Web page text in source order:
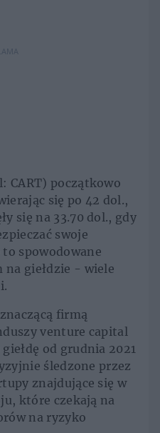
CART) początkowo
się po 42 dol.,
się na 33.70 dol., gdy
swoje
to spowodowane
giełdzie - wiele
firmą
venture capital
od grudnia 2021
śledzone przez
znajdujące się w
które czekają na
na ryzyko